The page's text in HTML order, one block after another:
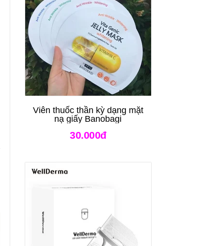
Viên thuốc thần kỳ dạng mặt
nạ giấy Banobagi
30.000đ